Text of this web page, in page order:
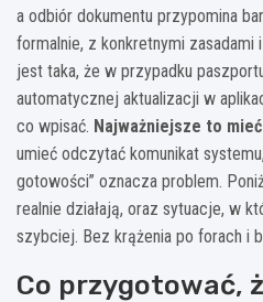
a odbiór dokumentu przypomina
formalnie, z konkretnymi zasadami
jest taka, że w przypadku
automatycznej aktualizacji w
co wpisać. Najważniejsze to
umieć odczytać komunikat
gotowości” oznacza problem.
realnie działają, oraz sytuacje, w
szybciej. Bez krążenia po forach i
Co przygotować,